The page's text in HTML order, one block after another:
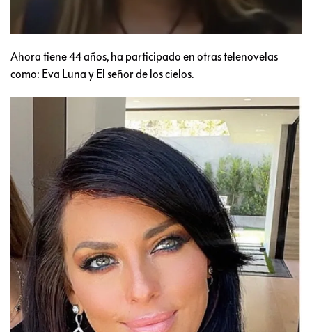
Ahora tiene 44 años, ha participado en otras telenovelas
como: Eva Luna y El señor de los cielos.